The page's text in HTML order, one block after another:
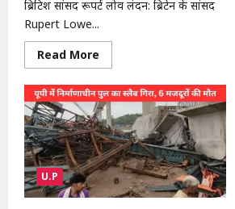
काबू
ब्रिटिश सांसद रूपर्ट लोव लंदन: ब्रिटेन के सांसद
Rupert Lowe...
Read More
more
‘भारतीय
और
पाकिस्तानी
हमारी
नौकरियां
ले
रहे
हैं’:
ब्रिटिश
सांसद
रूपर्ट
U.P